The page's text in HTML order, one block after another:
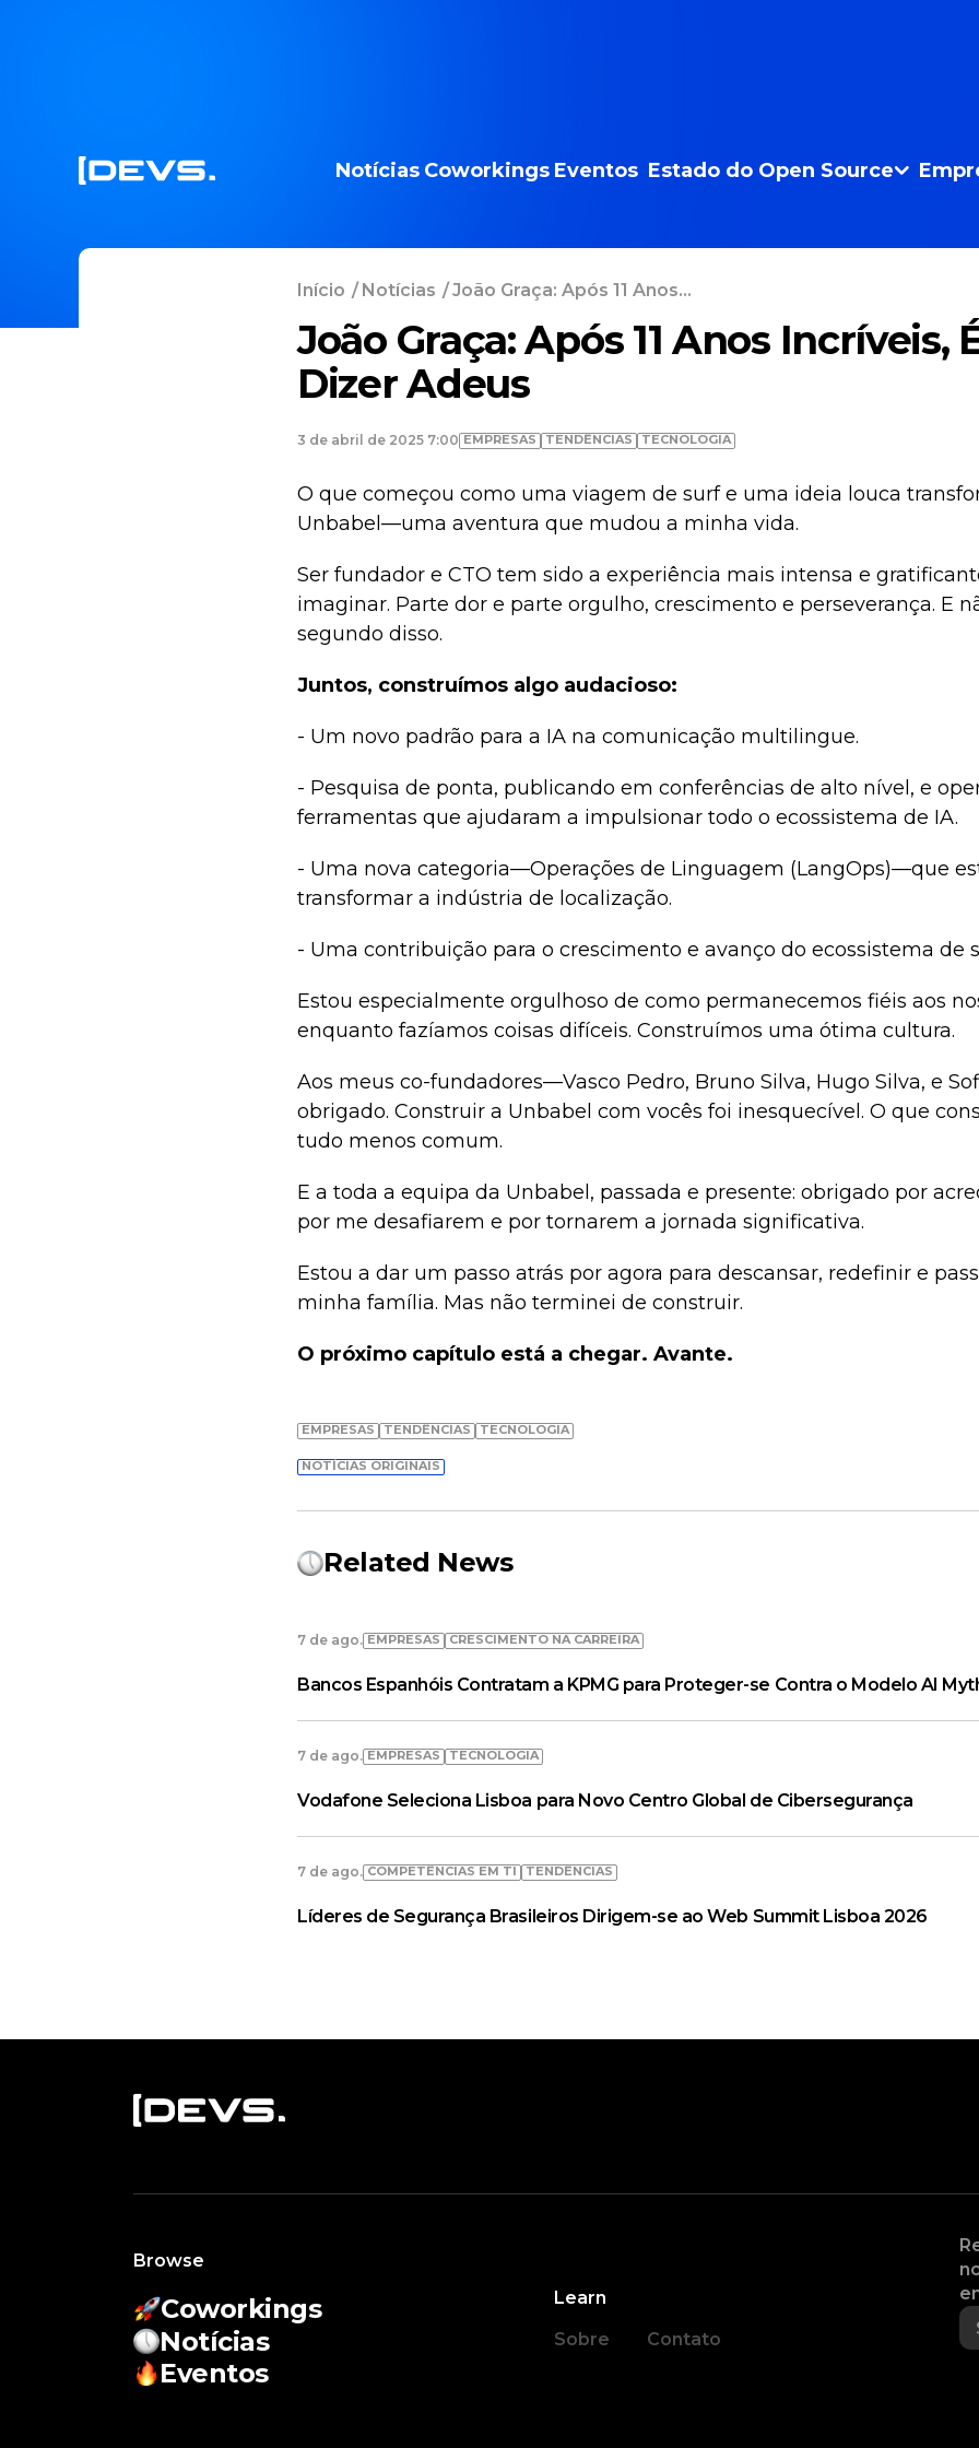
Notícias Coworkings Eventos Estado do Open Source
Início /Notícias /João Graça: Após 11 Anos...
João Graça: Após 11 Anos Incríveis,
Dizer Adeus
3 de abril de 2025 7:00 EMPRESAS TENDÊNCIAS TECNOLOGIA
O que começou como uma viagem de surf e uma ideia louca
Unbabel—uma aventura que mudou a minha vida.
Ser fundador e CTO tem sido a experiência mais intensa e
imaginar. Parte dor e parte orgulho, crescimento e perseverança. E
segundo disso.
Juntos, construímos algo audacioso:
- Um novo padrão para a IA na comunicação multilingue.
- Pesquisa de ponta, publicando em conferências de alto nível, e
ferramentas que ajudaram a impulsionar todo o ecossistema de IA.
- Uma nova categoria—Operações de Linguagem (LangOps)—que
transformar a indústria de localização.
- Uma contribuição para o crescimento e avanço do ecossistema de
Estou especialmente orgulhoso de como permanecemos fiéis aos
enquanto fazíamos coisas difíceis. Construímos uma ótima cultura.
Aos meus co-fundadores—Vasco Pedro, Bruno Silva, Hugo Silva, e
obrigado. Construir a Unbabel com vocês foi inesquecível. O que
tudo menos comum.
E a toda a equipa da Unbabel, passada e presente: obrigado por
por me desafiarem e por tornarem a jornada significativa.
Estou a dar um passo atrás por agora para descansar, redefinir e
minha família. Mas não terminei de construir.
O próximo capítulo está a chegar. Avante.
EMPRESAS TENDÊNCIAS TECNOLOGIA
NOTÍCIAS ORIGINAIS
Related News
7 de ago. EMPRESAS CRESCIMENTO NA CARREIRA
Bancos Espanhóis Contratam a KPMG para Proteger-se Contra o Modelo AI
7 de ago. EMPRESAS TECNOLOGIA
Vodafone Seleciona Lisboa para Novo Centro Global de Cibersegurança
7 de ago. COMPETÊNCIAS EM TI TENDÊNCIAS
Líderes de Segurança Brasileiros Dirigem-se ao Web Summit Lisboa 2026
Browse
Coworkings
Notícias
Eventos
Learn
Sobre
Contato